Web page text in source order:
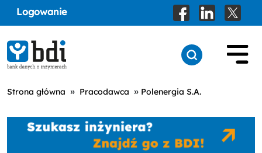
Logowanie
Strona główna » Pracodawca » Polenergia S.A.